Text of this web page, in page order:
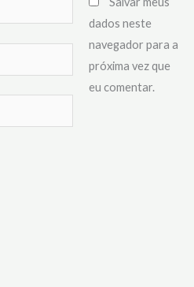
dados neste
navegador para a
próxima vez que
eu comentar.